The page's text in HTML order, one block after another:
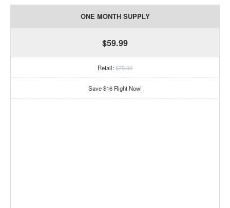
ONE MONTH SUPPLY
$59.99
Retail:$75.99
Save $16 Right Now!